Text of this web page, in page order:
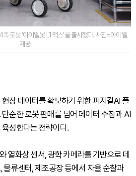
로봇 ‘아이엘봇 L1 맥스’를 출시했다. 사진=아이엘
제공
장 데이터를 확보하기 위한 피지컬AI 플
순한 로봇 판매를 넘어 데이터 수집과 AI
성한다는 전략이다.
열화상 센서, 광학 카메라를 기반으로 데
물류센터, 제조공장 등에서 자율 순찰과